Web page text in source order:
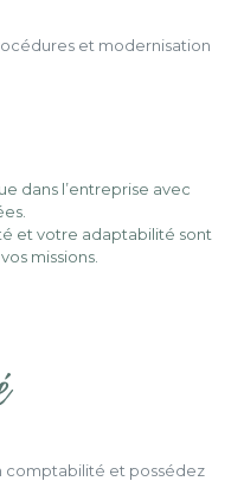
et modernisation
dans l’entreprise avec
et votre adaptabilité sont
missions.
comptabilité et possédez